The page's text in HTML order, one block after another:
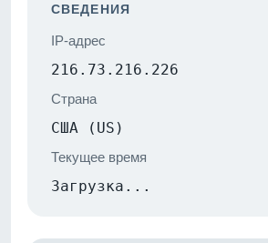
СВЕДЕНИЯ
IP-адрес
216.73.216.226
Страна
США (US)
Текущее время
Загрузка...